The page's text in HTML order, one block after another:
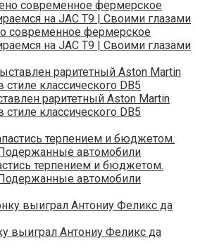
современное фермерское
на JAC T9 | Своими глазами
раритетный Aston Martin
стиле классического DB5
терпением и бюджетом.
автомобили
выиграл Антониу Феликс да